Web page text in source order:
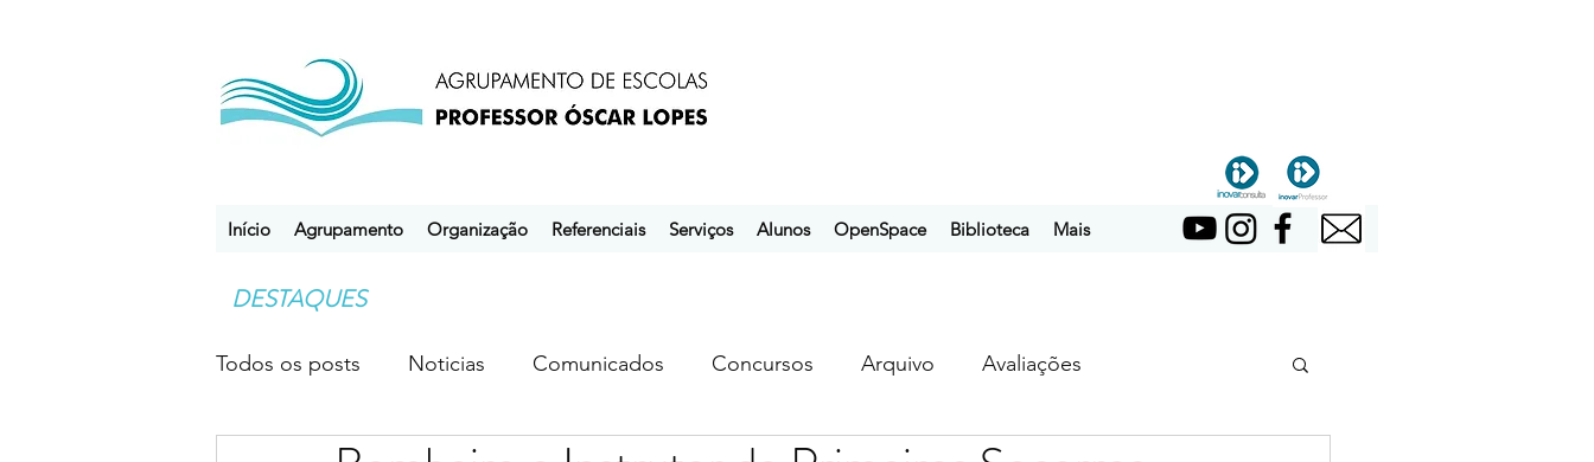
Início Agrupamento Organização Referenciais Serviços Alunos OpenSpace Biblioteca Mais
DESTAQUES
Todos os posts Noticias Comunicados Concursos Arquivo Avaliações